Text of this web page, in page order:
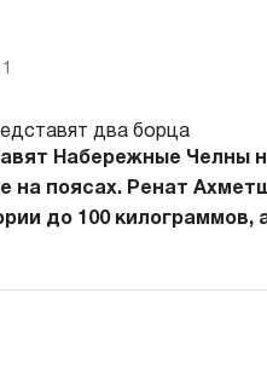
Набережные Челны
на поясах. Ренат
до 100 килограммов,